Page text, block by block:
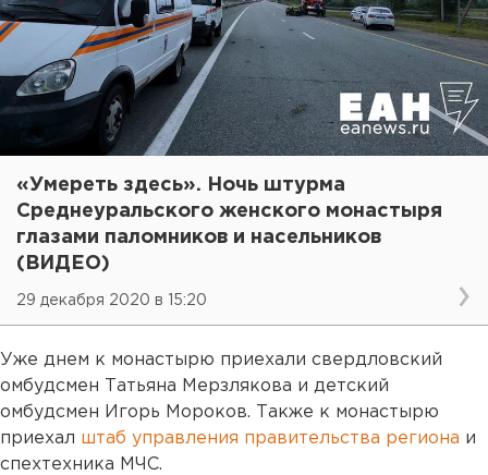
«Умереть здесь». Ночь штурма
Среднеуральского женского монастыря
глазами паломников и насельников
(ВИДЕО)
29 декабря 2020 в 15:20
Уже днем к монастырю приехали свердловский
омбудсмен Татьяна Мерзлякова и детский
омбудсмен Игорь Мороков. Также к монастырю
приехал штаб управления правительства региона и
спехтехника МЧС.